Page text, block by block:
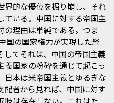
界的な優位を掘り崩し、それ
ている。中国に対する帝国主
の理由は単純である。つま
国の国家権力が実現した経
してそれは、中国の帝国主義
義国家の粉砕を通じて起こっ
日本は米帝国主義とゆるぎな
配者から見れば、中国に対す
肢は存在しない。これはた